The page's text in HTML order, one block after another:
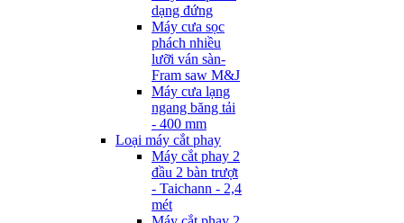
dạng đứng
Máy cưa sọc
phách nhiều
lưỡi ván sàn-
Fram saw M&J
Máy cưa lạng
ngang băng tải
- 400 mm
Loại máy cắt phay
Máy cắt phay 2
đầu 2 bàn trượt
- Taichann - 2,4
mét